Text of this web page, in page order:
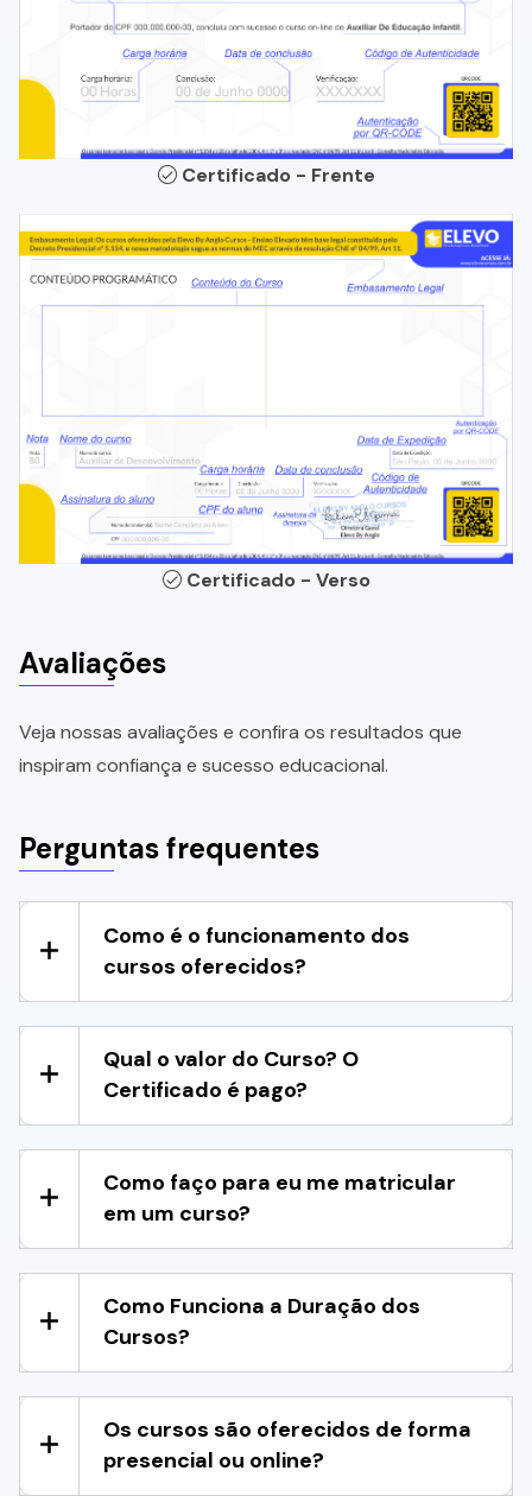
Certificado - Frente
Certificado - Verso
Avaliações
Veja nossas avaliações e confira os resultados que
inspiram confiança e sucesso educacional.
Perguntas frequentes
Como é o funcionamento dos
cursos oferecidos?
Qual o valor do Curso? O
Certificado é pago?
Como faço para eu me matricular
em um curso?
Como Funciona a Duração dos
Cursos?
Os cursos são oferecidos de forma
presencial ou online?